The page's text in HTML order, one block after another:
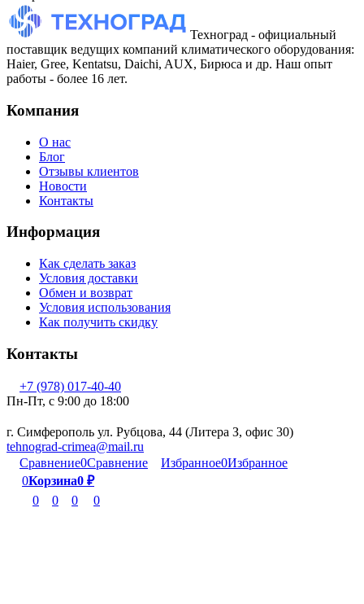
Техноград - официальный
поставщик ведущих компаний климатического оборудования:
Haier, Gree, Kentatsu, Daichi, AUX, Бирюса и др. Наш опыт
работы - более 16 лет.
Компания
О нас
Блог
Отзывы клиентов
Новости
Контакты
Информация
Как сделать заказ
Условия доставки
Обмен и возврат
Условия использования
Как получить скидку
Контакты
+7 (978) 017-40-40
Пн-Пт, c 9:00 до 18:00
г. Симферополь ул. Рубцова, 44 (Литера З, офис 30)
tehnograd-crimea@mail.ru
Сравнение0Сравнение Избранное0Избранное
0Корзина0 ₽
0
0 0 0